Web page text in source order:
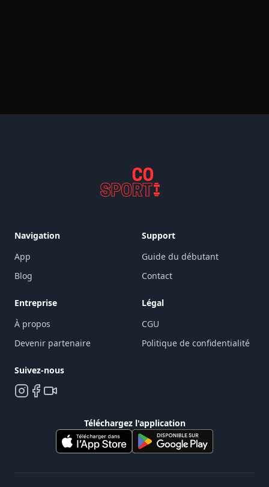
Navigation
App
Blog
Support
Guide du débutant
Contact
Entreprise
À propos
Devenir partenaire
Légal
CGU
Politique de confidentialité
Suivez-nous
Téléchargez l'application